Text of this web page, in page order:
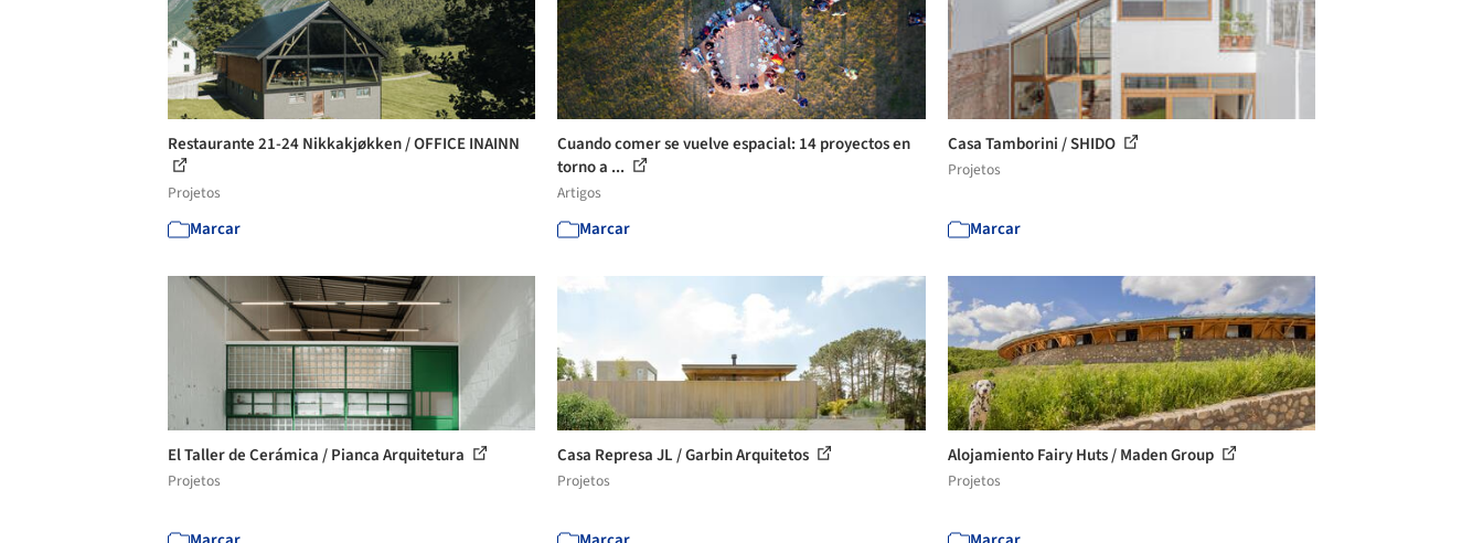
Restaurante 21-24 Nikkakjøkken / OFFICE INAINN
Projetos
Marcar
Cuando comer se vuelve espacial: 14 proyectos en
torno a ...
Artigos
Marcar
Casa Tamborini / SHIDO
Projetos
Marcar
El Taller de Cerámica / Pianca Arquitetura
Projetos
Casa Represa JL / Garbin Arquitetos
Projetos
Alojamiento Fairy Huts / Maden Group
Projetos